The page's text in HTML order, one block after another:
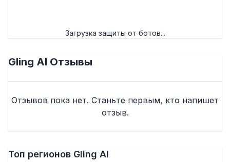
Загрузка защиты от ботов...
Gling AI Отзывы
Отзывов пока нет. Станьте первым, кто напишет
отзыв.
Топ регионов Gling AI